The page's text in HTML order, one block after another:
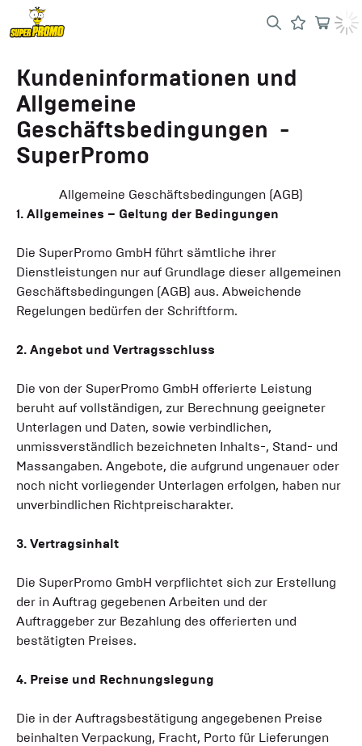
Kundeninformationen und
Allgemeine
Geschäftsbedingungen -
SuperPromo
Allgemeine Geschäftsbedingungen (AGB)
1. Allgemeines – Geltung der Bedingungen
Die SuperPromo GmbH führt sämtliche ihrer
Dienstleistungen nur auf Grundlage dieser allgemeinen
Geschäftsbedingungen (AGB) aus. Abweichende
Regelungen bedürfen der Schriftform.
2. Angebot und Vertragsschluss
Die von der SuperPromo GmbH offerierte Leistung
beruht auf vollständigen, zur Berechnung geeigneter
Unterlagen und Daten, sowie verbindlichen,
unmissverständlich bezeichneten Inhalts-, Stand- und
Massangaben. Angebote, die aufgrund ungenauer oder
noch nicht vorliegender Unterlagen erfolgen, haben nur
unverbindlichen Richtpreischarakter.
3. Vertragsinhalt
Die SuperPromo GmbH verpflichtet sich zur Erstellung
der in Auftrag gegebenen Arbeiten und der
Auftraggeber zur Bezahlung des offerierten und
bestätigten Preises.
4. Preise und Rechnungslegung
Die in der Auftragsbestätigung angegebenen Preise
beinhalten Verpackung, Fracht, Porto für Lieferungen